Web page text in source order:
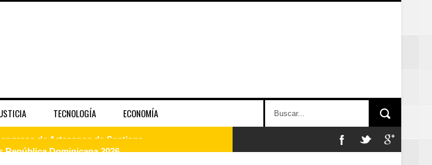
TECNOLOGÍA ECONOMÍA
Dominicana 2026